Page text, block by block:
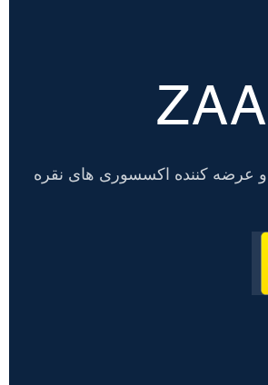
و عرضه کننده اکسسوری های نقره